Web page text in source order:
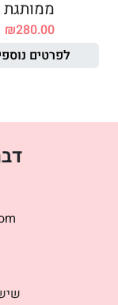
ממותגת
₪280.00
לפרטים
שישי